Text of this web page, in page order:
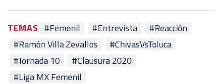
TEMAS #Femenil #Entrevista
#Reacción
#Ramón Villa Zevallos
#ChivasVsToluca
#Jornada 10
#Clausura 2020
#Liga MX Femenil